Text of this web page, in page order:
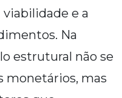
e a
Na
estrutural não se
monetários, mas